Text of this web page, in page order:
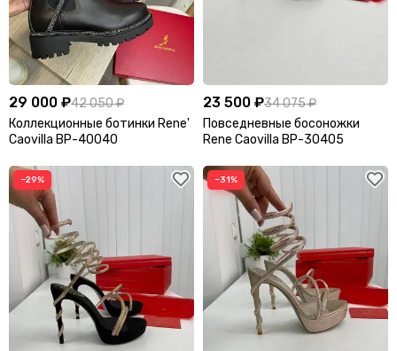
Aquazzura Firenze
AREA
Attico
B
Balenciaga
Balmain
BC
Benedetta Bruzziches
Berluti
Bikkembergs
Billionaire
Blumarine
Bottega Veneta
Boucheron
Breguet
Breitling
Burberry
29 000 ₽42 050 ₽
Коллекционные ботинки Rene'
Caovilla BP-40040
23 500 ₽34 075 ₽
Повседневные босоножки
Rene Caovilla BP-30405
−29% −31%